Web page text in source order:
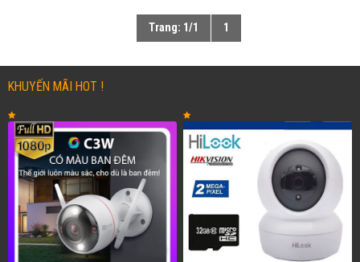
Trang: 1/1 1
KHUYẾN MÃI HOT !